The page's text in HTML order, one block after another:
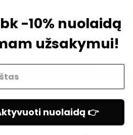
-10% nuolaidą
užsakymui!
nuolaidą 👉